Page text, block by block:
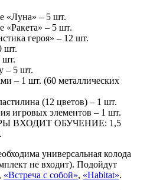
«Луна» – 5 шт.
«Ракета» – 5 шт.
героя» – 12 шт.
шт.
шт.
– 5 шт.
– 1 шт. (60 металлических
(12 цветов) – 1 шт.
игровых элементов – 1 шт.
ВХОДИТ ОБУЧЕНИЕ: 1,5
универсальная колода
не входит). Подойдут
, «Встреча с собой», «Habitat».